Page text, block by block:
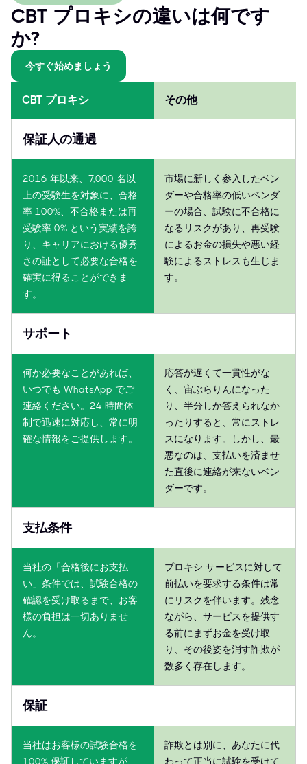
CBT プロキシの違いは何です
か?
今すぐ始めましょう
CBT プロキシ その他
保証人の通過
2016 年以来、7,000 名以
上の受験生を対象に、合格
率 100%、不合格または再
受験率 0% という実績を誇
り、キャリアにおける優秀
さの証として必要な合格を
確実に得ることができま
す。
市場に新しく参入したベン
ダーや合格率の低いベンダ
ーの場合、試験に不合格に
なるリスクがあり、再受験
によるお金の損失や悪い経
験によるストレスも生じま
す。
サポート
何か必要なことがあれば、
いつでも WhatsApp でご
連絡ください。24 時間体
制で迅速に対応し、常に明
確な情報をご提供します。
応答が遅くて一貫性がな
く、宙ぶらりんになった
り、半分しか答えられなか
ったりすると、常にストレ
スになります。しかし、最
悪なのは、支払いを済ませ
た直後に連絡が来ないベン
ダーです。
支払条件
当社の「合格後にお支払
い」条件では、試験合格の
確認を受け取るまで、お客
様の負担は一切ありませ
ん。
プロキシ サービスに対して
前払いを要求する条件は常
にリスクを伴います。残念
ながら、サービスを提供す
る前にまずお金を受け取
り、その後姿を消す詐欺が
数多く存在します。
保証
当社はお客様の試験合格を
100% 保証していますが、
詐欺とは別に、あなたに代
わって正当に試験を受けて